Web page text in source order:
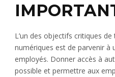
L’un des objectifs critiques
numériques est de parvenir à
employés. Donner accès à
possible et permettre aux